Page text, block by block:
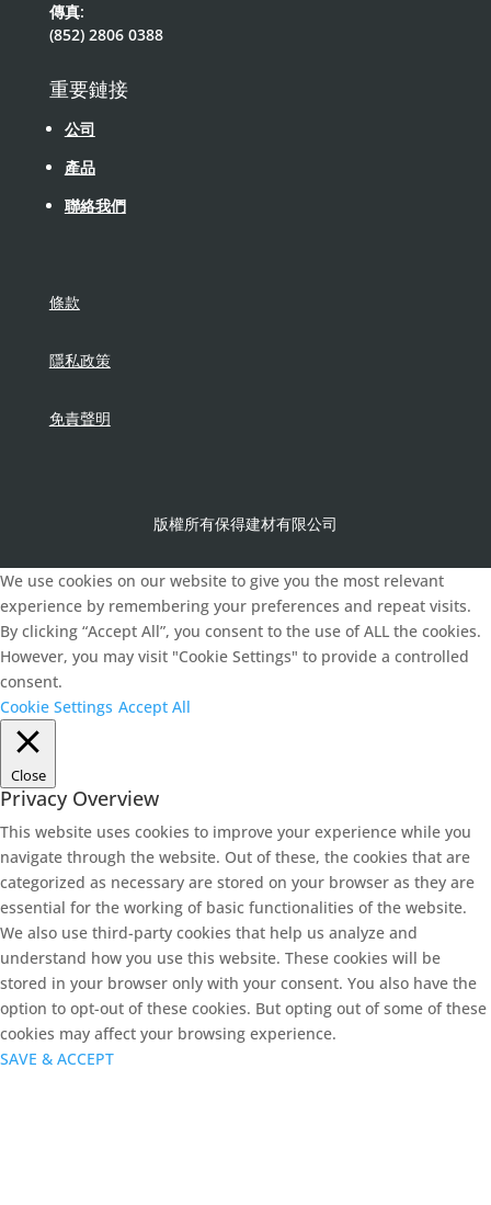
傳真:
(852) 2806 0388
重要鏈接
公司
產品
聯絡我們
條款
隱私政策
免責聲明
版權所有保得建材有限公司
We use cookies on our website to give you the most relevant
experience by remembering your preferences and repeat visits.
By clicking “Accept All”, you consent to the use of ALL the cookies.
However, you may visit "Cookie Settings" to provide a controlled
consent.
Cookie Settings Accept All
Close
Privacy Overview
This website uses cookies to improve your experience while you
navigate through the website. Out of these, the cookies that are
categorized as necessary are stored on your browser as they are
essential for the working of basic functionalities of the website.
We also use third-party cookies that help us analyze and
understand how you use this website. These cookies will be
stored in your browser only with your consent. You also have the
option to opt-out of these cookies. But opting out of some of these
cookies may affect your browsing experience.
SAVE & ACCEPT